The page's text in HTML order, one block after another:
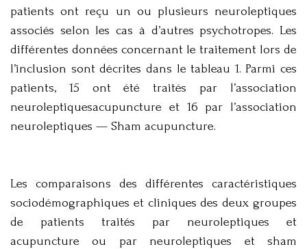
patients ont reçu un ou plusieurs neuroleptiques
associés selon les cas à d’autres psychotropes. Les
différentes données concernant le traitement lors de
l’inclusion sont décrites dans le tableau 1. Parmi ces
patients, 15 ont été traités par l’association
neuroleptiquesacupuncture et 16 par l’association
neuroleptiques — Sham acupuncture.
Les comparaisons des différentes caractéristiques
sociodémographiques et cliniques des deux groupes
de patients traités par neuroleptiques et
acupuncture ou par neuroleptiques et sham